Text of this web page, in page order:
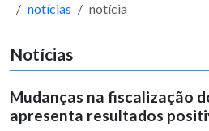
notícias notícia
Notícias
Mudanças na fiscalização
apresenta resultados